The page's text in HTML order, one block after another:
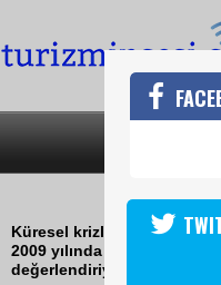
Küresel krizler turizm
2009 yılında turizm
değerlendiriyorsunuz?